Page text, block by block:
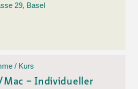
29, Basel
/ Kurs
Mac – Individueller